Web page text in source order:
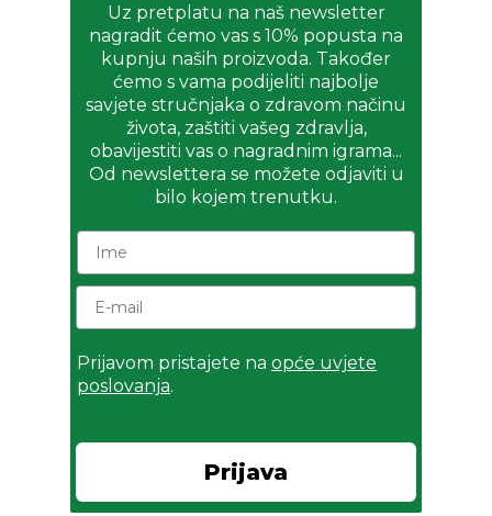
Uz pretplatu na naš newsletter
nagradit ćemo vas s 10% popusta na
kupnju naših proizvoda. Također
ćemo s vama podijeliti najbolje
savjete stručnjaka o zdravom načinu
života, zaštiti vašeg zdravlja,
obavijestiti vas o nagradnim igrama...
Od newslettera se možete odjaviti u
bilo kojem trenutku.
Prijavom pristajete na opće uvjete
poslovanja.
Prijava